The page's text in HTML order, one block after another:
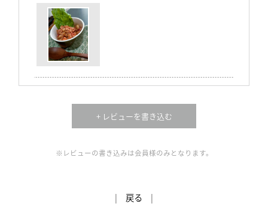
豆のもちもち感がおいしかった
（試食モニター）
さいの目に切った大根と人参、ちくわを出汁で煮て、そ
の後昆布煮豆を煮汁ごと入れました。
+ レビューを書き込む
※レビューの書き込みは会員様のみとなります。
| 戻る |